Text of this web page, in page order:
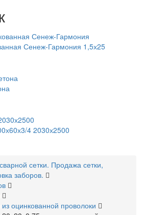
Сенеж-Гармония 1,5х25
4 2030х2500
сетки. Продажа сетки,
заборов.
оцинкованной проволоки